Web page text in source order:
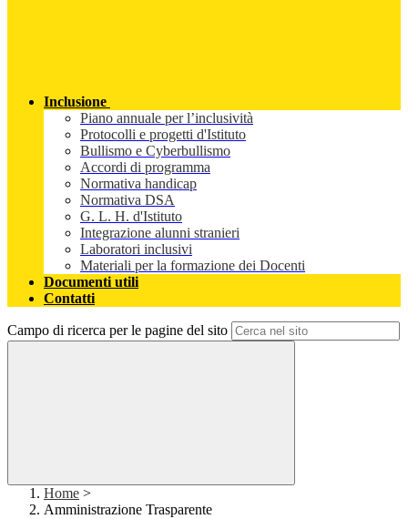
Inclusione
Piano annuale per l’inclusività
Protocolli e progetti d'Istituto
Bullismo e Cyberbullismo
Accordi di programma
Normativa handicap
Normativa DSA
G. L. H. d'Istituto
Integrazione alunni stranieri
Laboratori inclusivi
Materiali per la formazione dei Docenti
Documenti utili
Contatti
Campo di ricerca per le pagine del sito
Home >
Amministrazione Trasparente